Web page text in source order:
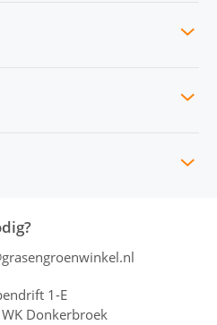
1-E
Donkerbroek